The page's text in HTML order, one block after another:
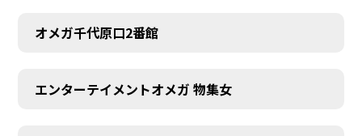
オメガ千代原口2番館
エンターテイメントオメガ 物集女